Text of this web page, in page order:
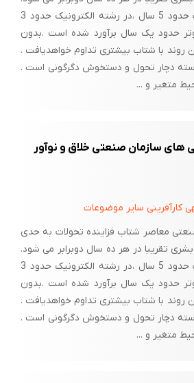
یا وسایل دلخواه را از منزل بیاورد یا به
که کودک با هدایت ما خود به تصمیمی
که شکایتی نداشته و آن را دوست داشته
است. اگر ما به هدایت کودک به این هدف
کند، و بسازد می­پردازیم. باید به
و آثار او نیز عمیقاً توجه کنیم. در این
را قوت می­بخشد استفاده شود. عموم این
باشی.
است برایش زحمت زیادی کشیدی.
در رشته برق این مدت حدود 5 سال ،در رشته الکترونیک حدود 3
حدود یک سال برآورد شده است .بدون
روند با شتاب بیشتری تداوم خواهدیافت .
دچار تحول و دستخوش دگرگونی است .
متغیر و ...
های سازمان صنعتی خلاق و نوآور
کارآفرینی سایر موضوعات
معاصر شتاب فزاینده تحولات به حدی
تقریبا در هر ده سال دوبرابر می شود.
در رشته برق این مدت حدود 5 سال ،در رشته الکترونیک حدود 3
حدود یک سال برآورد شده است .بدون
روند با شتاب بیشتری تداوم خواهدیافت .
دچار تحول و دستخوش دگرگونی است .
متغیر و ...